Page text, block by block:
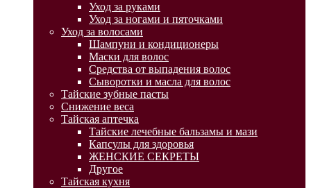
Уход за руками
Уход за ногами и пяточками
Уход за волосами
Шампуни и кондиционеры
Маски для волос
Средства от выпадения волос
Сыворотки и масла для волос
Тайские зубные пасты
Снижение веса
Тайская аптечка
Тайские лечебные бальзамы и мази
Капсулы для здоровья
ЖЕНСКИЕ СЕКРЕТЫ
Другое
Тайская кухня